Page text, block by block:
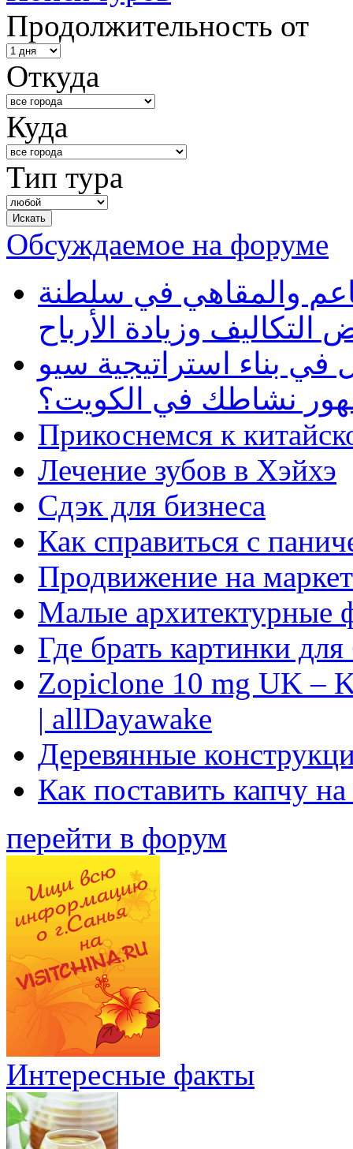
Продолжительность от
Откуда
Куда
Тип тура
Обсуждаемое на форуме
والمقاهي في سلطنة
وزيادة الأرباح
بناء استراتيجية سيو
نشاطك في الكويت؟
Прикоснемся к
Лечение зубов в Хэйхэ
Сдэк для бизнеса
Как справиться с
Продвижение на
Малые архитектурные
Где брать картинки
Zopiclone 10 mg UK –
| allDayawake
Деревянные
Как поставить капчу
перейти в форум
Интересные факты